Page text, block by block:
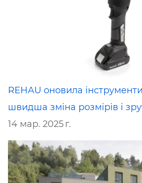
REHAU оновила
швидша зміна розмірів і
14 мар. 2025 г.